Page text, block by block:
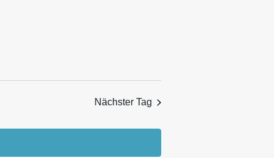
Nächster Tag